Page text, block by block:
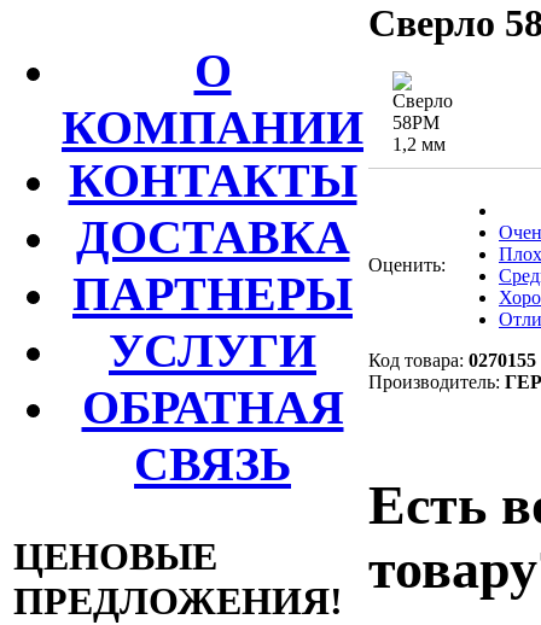
О
КОМПАНИИ
КОНТАКТЫ
ДОСТАВКА
ПАРТНЕРЫ
УСЛУГИ
ОБРАТНАЯ
СВЯЗЬ
ЦЕНОВЫЕ
ПРЕДЛОЖЕНИЯ!
Сверло
Оценить:
Код товара: 0270155
Производитель:
Есть